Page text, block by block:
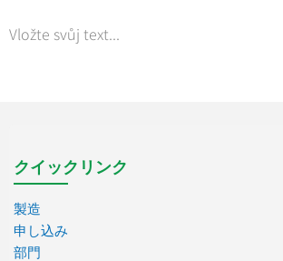
Vložte svůj text...
クイックリンク
製造
申し込み
部門